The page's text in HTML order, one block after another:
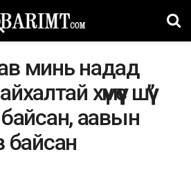
минь надад
хүмүүс шүү”
аавын
байсан